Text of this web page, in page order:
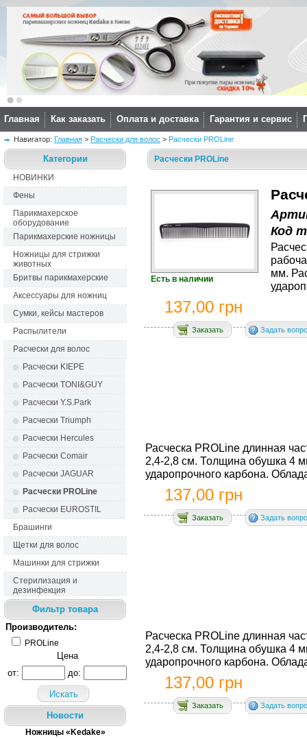
Главная Как заказать Оплата и доставка Гарантия и сервис
Навигатор: Главная > Расчески для волос > Расчески PROLine
Категории
НОВИНКИ
Фены
Парикмахерское
оборудование
Парикмахерские ножницы
Ножницы для стрижки
животных
Бритвы парикмахерские
Аксессуары для ножниц
Сумки, кейсы мастеров
Распылители
Расчески для волос
Расчески KIEPE
Расчески TONI&GUY
Расчески Y.S.Park
Расчески Triumph
Расчески Hercules
Расчески Comair
Расчески JAGUAR
Расчески PROLine
Расчески EUROSTIL
Брашинги
Щетки для волос
Машинки для стрижки
Стерилизация и
дезинфекция
Фильтр товара
Производитель:
PROLine
Цена
от:
до:
Искать
Новости
Ножницы «Kedake»
Расчески PROLine
Есть в наличии
Код
мм.
137,00 грн
Заказать Задать
Расческа PROLine длинная
2,4-2,8 см. Толщина обушка 4
ударопрочного карбона.
137,00 грн
Заказать Задать
Расческа PROLine длинная
2,4-2,8 см. Толщина обушка 4
ударопрочного карбона.
137,00 грн
Заказать Задать